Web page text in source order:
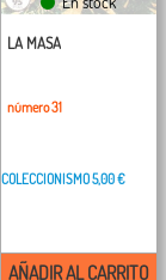
LA MASA
número 31
COLECCIONISMO5,00 €
AÑADIR AL CARRITO